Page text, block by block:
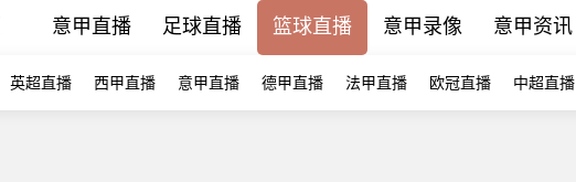
意甲直播 足球直播 篮球直播 意甲录像 意甲资讯
英超直播 西甲直播 意甲直播 德甲直播 法甲直播 欧冠直播 中超直播